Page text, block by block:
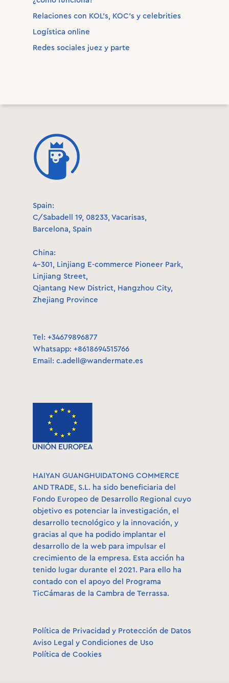
Relaciones con KOL’s, KOC’s y celebrities
Logística online
Redes sociales juez y parte
Spain:
C/Sabadell 19, 08233, Vacarisas,
Barcelona, Spain
China:
4-301, Linjiang E-commerce Pioneer Park,
Linjiang Street,
Qiantang New District, Hangzhou City,
Zhejiang Province
Tel: +34679896877
Whatsapp: +8618694515766
Email: c.adell@wandermate.es
HAIYAN GUANGHUIDATONG COMMERCE
AND TRADE, S.L. ha sido beneficiaria del
Fondo Europeo de Desarrollo Regional cuyo
objetivo es potenciar la investigación, el
desarrollo tecnológico y la innovación, y
gracias al que ha podido implantar el
desarrollo de la web para impulsar el
crecimiento de la empresa. Esta acción ha
tenido lugar durante el 2021. Para ello ha
contado con el apoyo del Programa
TicCámaras de la Cambra de Terrassa.
Política de Privacidad y Protección de Datos
Aviso Legal y Condiciones de Uso
Política de Cookies